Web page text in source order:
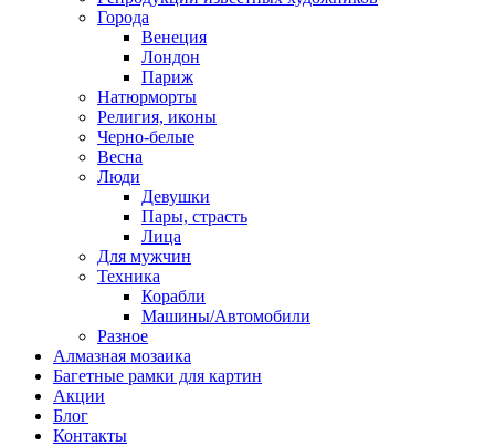
Города
Венеция
Лондон
Париж
Натюрморты
Религия, иконы
Черно-белые
Весна
Люди
Девушки
Пары, страсть
Лица
Для мужчин
Техника
Корабли
Машины/Автомобили
Разное
Алмазная мозаика
Багетные рамки для картин
Акции
Блог
Контакты